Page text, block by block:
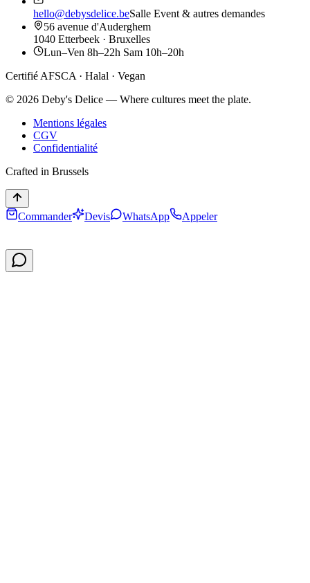
hello@debysdelice.beSalle Event & autres demandes
56 avenue d'Auderghem
1040 Etterbeek · Bruxelles
Lun–Ven 8h–22h Sam 10h–20h
Certifié AFSCA · Halal · Vegan
© 2026 Deby's Delice — Where cultures meet the plate.
Mentions légales
CGV
Confidentialité
Crafted in Brussels
Commander Devis WhatsApp Appeler